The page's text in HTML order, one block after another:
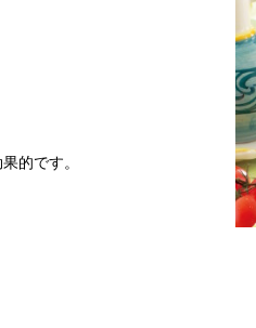
的です。